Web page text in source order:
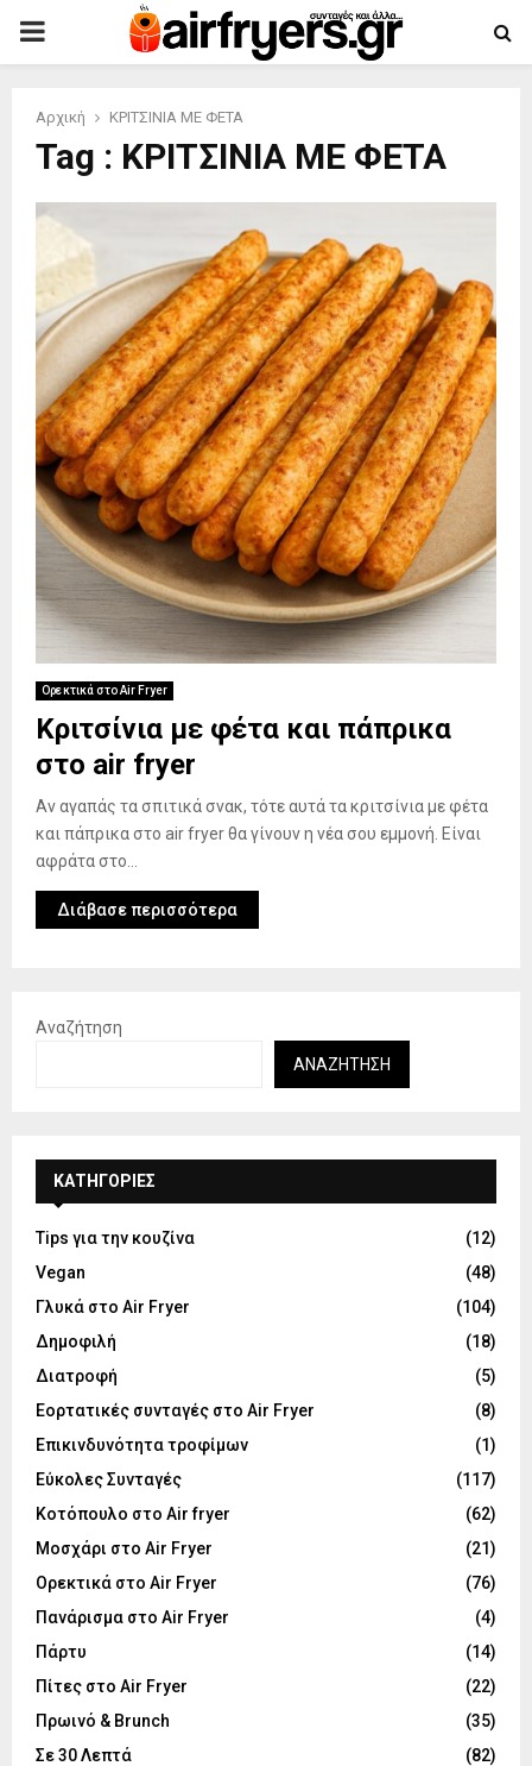
PRIMARY
Αρχική ΚΡΙΤΣΙΝΙΑ ΜΕ ΦΕΤΑ
Tag : ΚΡΙΤΣΙΝΙΑ ΜΕ ΦΕΤΑ
Ορεκτικά στο Air Fryer
Κριτσίνια με φέτα και πάπρικα
στο air fryer
Αν αγαπάς τα σπιτικά σνακ, τότε αυτά τα κριτσίνια με φέτα
και πάπρικα στο air fryer θα γίνουν η νέα σου εμμονή. Είναι
αφράτα στο...
Διάβασε περισσότερα
Αναζήτηση
ΑΝΑΖΉΤΗΣΗ
KΑΤΗΓΟΡΊΕΣ
Tips για την κουζίνα
(12)
Vegan
(48)
Γλυκά στο Air Fryer
(104)
Δημοφιλή
(18)
Διατροφή
(5)
Εορτατικές συνταγές στο Air Fryer
(8)
Επικινδυνότητα τροφίμων
(1)
Εύκολες Συνταγές
(117)
Κοτόπουλο στο Air fryer
(62)
Μοσχάρι στο Air Fryer
(21)
Ορεκτικά στο Air Fryer
(76)
Πανάρισμα στο Air Fryer
(4)
Πάρτυ
(14)
Πίτες στο Air Fryer
(22)
Πρωινό & Brunch
(35)
Σε 30 Λεπτά
(82)